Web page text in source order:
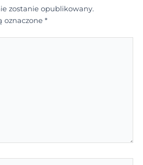
zostanie opublikowany.
oznaczone *